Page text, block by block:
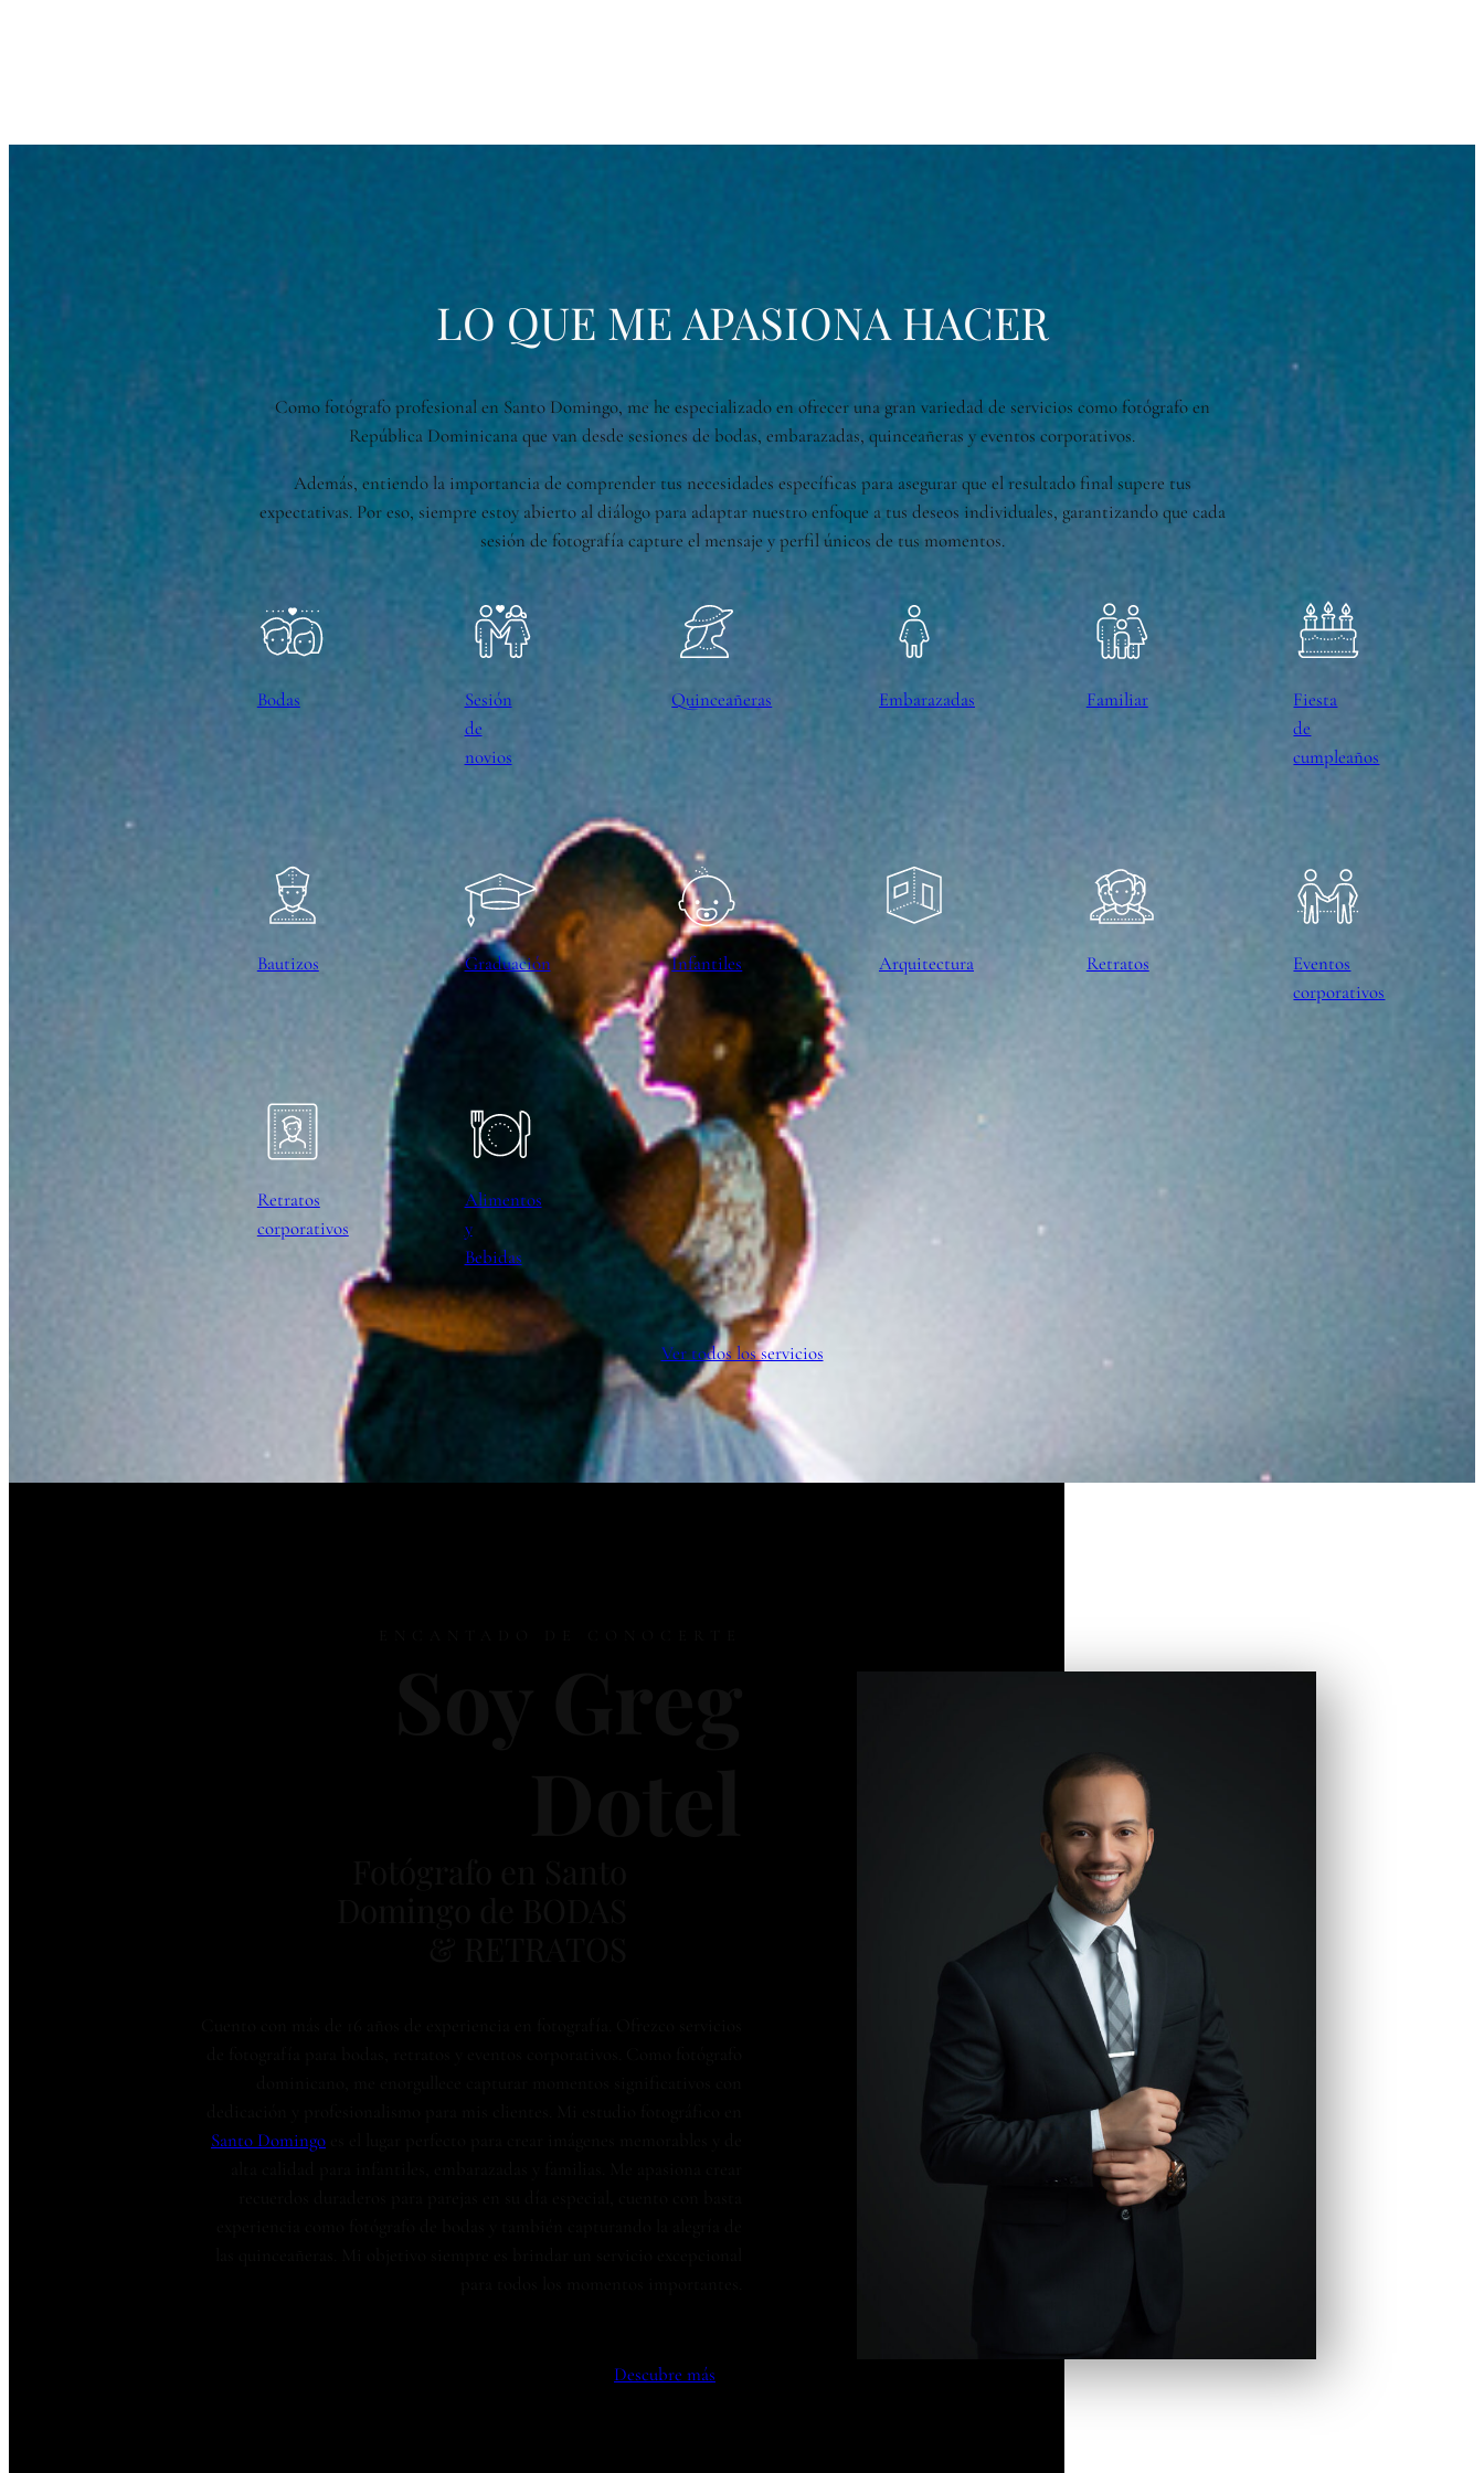
LO QUE ME APASIONA HACER
Como fotógrafo profesional en Santo Domingo, me he especializado en ofrecer una gran variedad de servicios como fotógrafo en
República Dominicana que van desde sesiones de bodas, embarazadas, quinceañeras y eventos corporativos.
Además, entiendo la importancia de comprender tus necesidades específicas para asegurar que el resultado final supere tus
expectativas. Por eso, siempre estoy abierto al diálogo para adaptar nuestro enfoque a tus deseos individuales, garantizando que cada
sesión de fotografía capture el mensaje y perfil únicos de tus momentos.
Bodas
Sesión
de
novios
Quinceañeras Embarazadas Familiar
Fiesta
de
cumpleaños
Bautizos Graduación Infantiles Arquitectura Retratos
Eventos
corporativos
Retratos
corporativos
Alimentos
y
Bebidas
Ver todos los servicios
Santo Domingo
Descubre más